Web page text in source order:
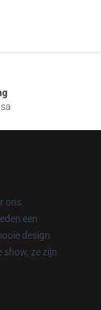
ons
een
design
show, ze zijn